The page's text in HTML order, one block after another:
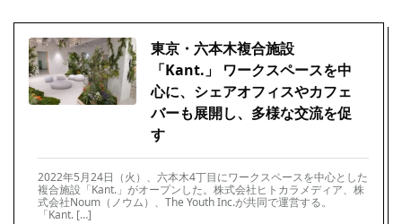
東京・六本木複合施設
「Kant.」 ワークスペースを中
心に、シェアオフィスやカフェ
バーも展開し、多様な交流を促
す
2022年5月24日（火）、六本木4丁目にワークスペースを中心とした
複合施設「Kant.」がオープンした。株式会社ヒトカラメディア、株
式会社Noum（ノウム）、The Youth Inc.が共同で運営する。
「Kant. […]